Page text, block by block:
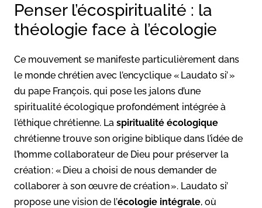
Penser l’écospiritualité : la
théologie face à l’écologie
Ce mouvement se manifeste particulièrement dans
le monde chrétien avec l’encyclique « Laudato si’ »
du pape François, qui pose les jalons d’une
spiritualité écologique profondément intégrée à
l’éthique chrétienne. La spiritualité écologique
chrétienne trouve son origine biblique dans l’idée de
l’homme collaborateur de Dieu pour préserver la
création : « Dieu a choisi de nous demander de
collaborer à son œuvre de création ». Laudato si’
propose une vision de l’écologie intégrale, où